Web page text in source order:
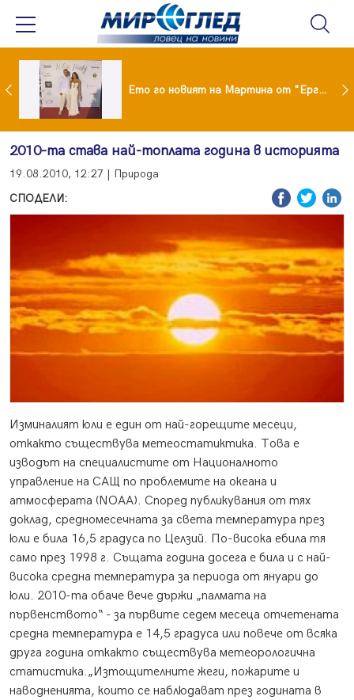
И Ники Кънчев се разведе тайно като Геро Ето го новият на Мартина от "Ергенът"
2010-та става най-топлата година в историята
19.08.2010, 12:27 | Природа
СПОДЕЛИ:
Изминалият юли е един от най-горещите месеци,
откакто съществува метеостатиктика. Това е
изводът на специалистите от Националното
управление на САЩ по проблемите на океана и
атмосферата (NOAA). Според публикувания от тях
доклад, средномесечната за света температура през
юли е била 16,5 градуса по Целзий. По-висока ебила тя
само през 1998 г. Същата година досега е била и с най-
висока средна температура за периода от януари до
юли. 2010-та обаче вече държи „палмата на
първенството“ - за първите седем месеца отчетената
средна температура е 14,5 градуса или повече от всяка
друга година откакто съществува метеорологична
статистика.„Изтощителните жеги, пожарите и
наводненията, които се наблюдават през годината в